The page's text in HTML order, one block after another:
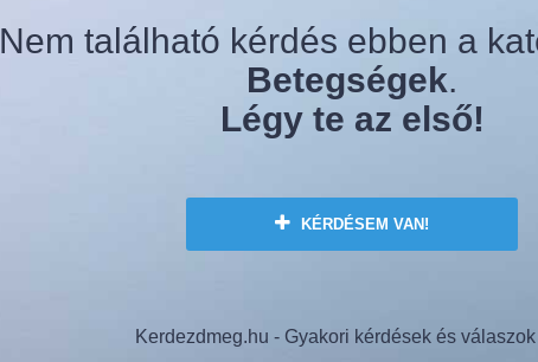
Nem található kérdés ebben a
Betegségek.
Légy te az első!
KÉRDÉSEM VAN!
Kerdezdmeg.hu - Gyakori kérdések és